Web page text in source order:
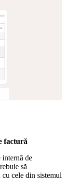
factură
internă de
să
cele din sistemul